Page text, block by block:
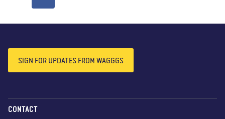
SIGN FOR UPDATES FROM WAGGGS
CONTACT